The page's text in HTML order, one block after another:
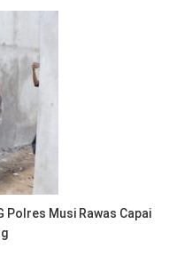
Polres Musi Rawas Capai